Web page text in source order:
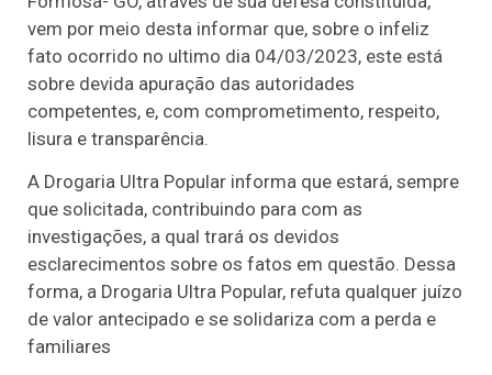
vem por meio desta informar que, sobre o infeliz
fato ocorrido no ultimo dia 04/03/2023, este está
sobre devida apuração das autoridades
competentes, e, com comprometimento, respeito,
lisura e transparência.
A Drogaria Ultra Popular informa que estará, sempre
que solicitada, contribuindo para com as
investigações, a qual trará os devidos
esclarecimentos sobre os fatos em questão. Dessa
forma, a Drogaria Ultra Popular, refuta qualquer juízo
de valor antecipado e se solidariza com a perda e
familiares